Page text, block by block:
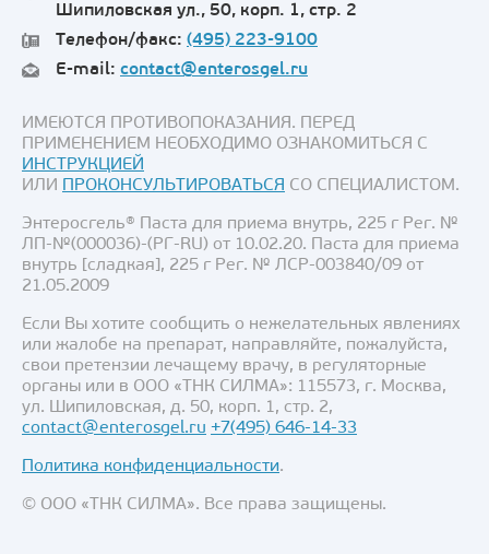
Шипиловская ул., 50, корп. 1, стр. 2
Телефон/факс: (495) 223-9100
E-mail: contact@enterosgel.ru
ИМЕЮТСЯ ПРОТИВОПОКАЗАНИЯ. ПЕРЕД
ПРИМЕНЕНИЕМ НЕОБХОДИМО ОЗНАКОМИТЬСЯ С
ИНСТРУКЦИЕЙ
ИЛИ ПРОКОНСУЛЬТИРОВАТЬСЯ СО СПЕЦИАЛИСТОМ.
Энтеросгель® Паста для приема внутрь, 225 г Рег. №
ЛП-№(000036)-(РГ-RU) от 10.02.20. Паста для приема
внутрь [сладкая], 225 г Рег. № ЛСР-003840/09 от
21.05.2009
Если Вы хотите сообщить о нежелательных явлениях
или жалобе на препарат, направляйте, пожалуйста,
свои претензии лечащему врачу, в регуляторные
органы или в ООО «ТНК СИЛМА»: 115573, г. Москва,
ул. Шипиловская, д. 50, корп. 1, стр. 2,
contact@enterosgel.ru +7(495) 646-14-33
Политика конфиденциальности.
© ООО «ТНК СИЛМА». Все права защищены.